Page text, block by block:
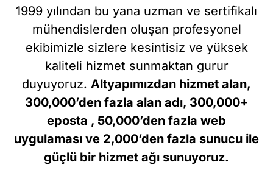
1999 yılından bu yana uzman ve sertifikalı
mühendislerden oluşan profesyonel
ekibimizle sizlere kesintisiz ve yüksek
kaliteli hizmet sunmaktan gurur
duyuyoruz. Altyapımızdan hizmet alan,
300,000’den fazla alan adı, 300,000+
eposta , 50,000’den fazla web
uygulaması ve 2,000’den fazla sunucu ile
güçlü bir hizmet ağı sunuyoruz.